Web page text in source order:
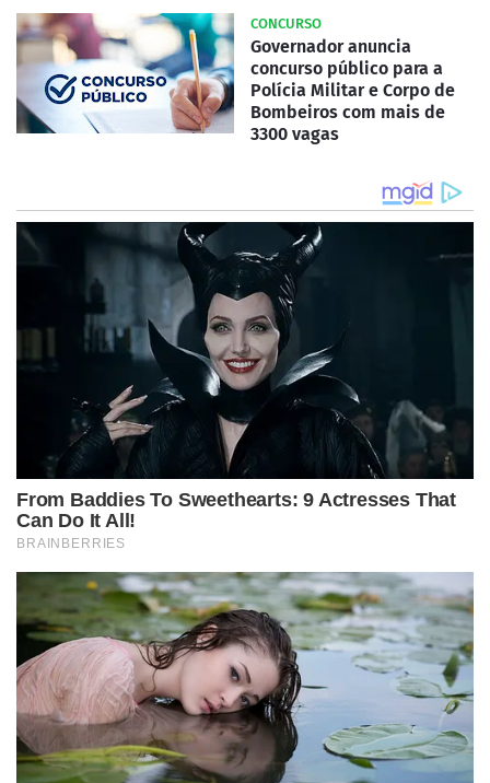
CONCURSO
Governador anuncia
concurso público para a
Polícia Militar e Corpo de
Bombeiros com mais de
3300 vagas